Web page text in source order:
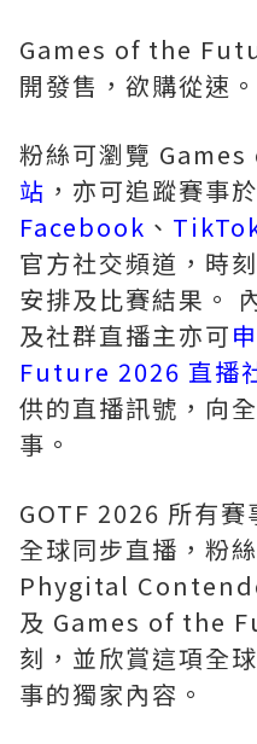
Games of the
開發售，欲購從速。
粉絲可瀏覽
站 ，亦可追蹤賽事於
Facebook 、
官方社交頻道，時
安排及比賽結果。
及社群直播主亦可
Future 2026 直播
供的直播訊號，向
事。
GOTF 2026 所有賽
全球同步直播，粉
Phygital
及 Games of the
刻，並欣賞這項全
事的獨家內容。